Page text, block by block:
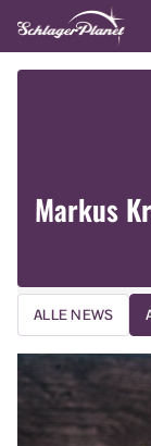
Markus
ALLE NEWS